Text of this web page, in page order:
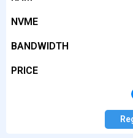
NVME
BANDWIDTH
PRICE